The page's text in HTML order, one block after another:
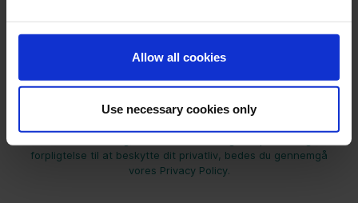
Allow all cookies
Use necessary cookies only
kontakte dig om vores produkter og tjenester. Du kan til enhver
forpligtelse til at beskytte dit privatliv, bedes du gennemgå
vores Privacy Policy.